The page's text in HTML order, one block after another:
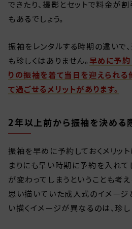
できたり、撮影とセットで料金が
もあるでしょう。
振袖をレンタルする時期の違いで
も珍しくはありません。 早めに予約
りの振袖を着て当日を迎えられる
て過ごせるメリットがあります。
2年以上前から振袖を決める
振袖を早めに予約しておくメリット
まりにも早い時期に予約を入れて
が変わってしまうということも考
思い描いていた成人式のイメージ
い描くイメージが異なるのは、珍